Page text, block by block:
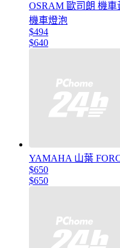
OSRAM 歐司朗 機車
機車燈泡
$494
$640
YAMAHA 山葉
$650
$650